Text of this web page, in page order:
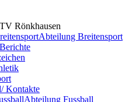
Rönkhausen
Abteilung Breitensport
Kontakte
Abteilung Fussball